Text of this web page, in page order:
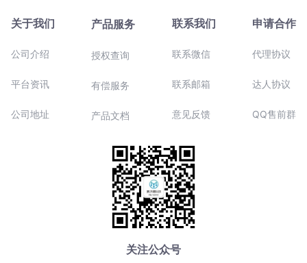
关于我们
公司介绍
平台资讯
公司地址
产品服务
授权查询
有偿服务
产品文档
联系我们
联系微信
联系邮箱
意见反馈
申请合作
代理协议
达人协议
QQ售前群
关注公众号